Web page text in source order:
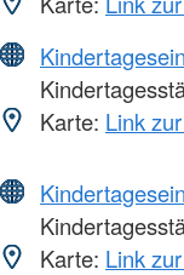
Karte: Link
Karte: Link